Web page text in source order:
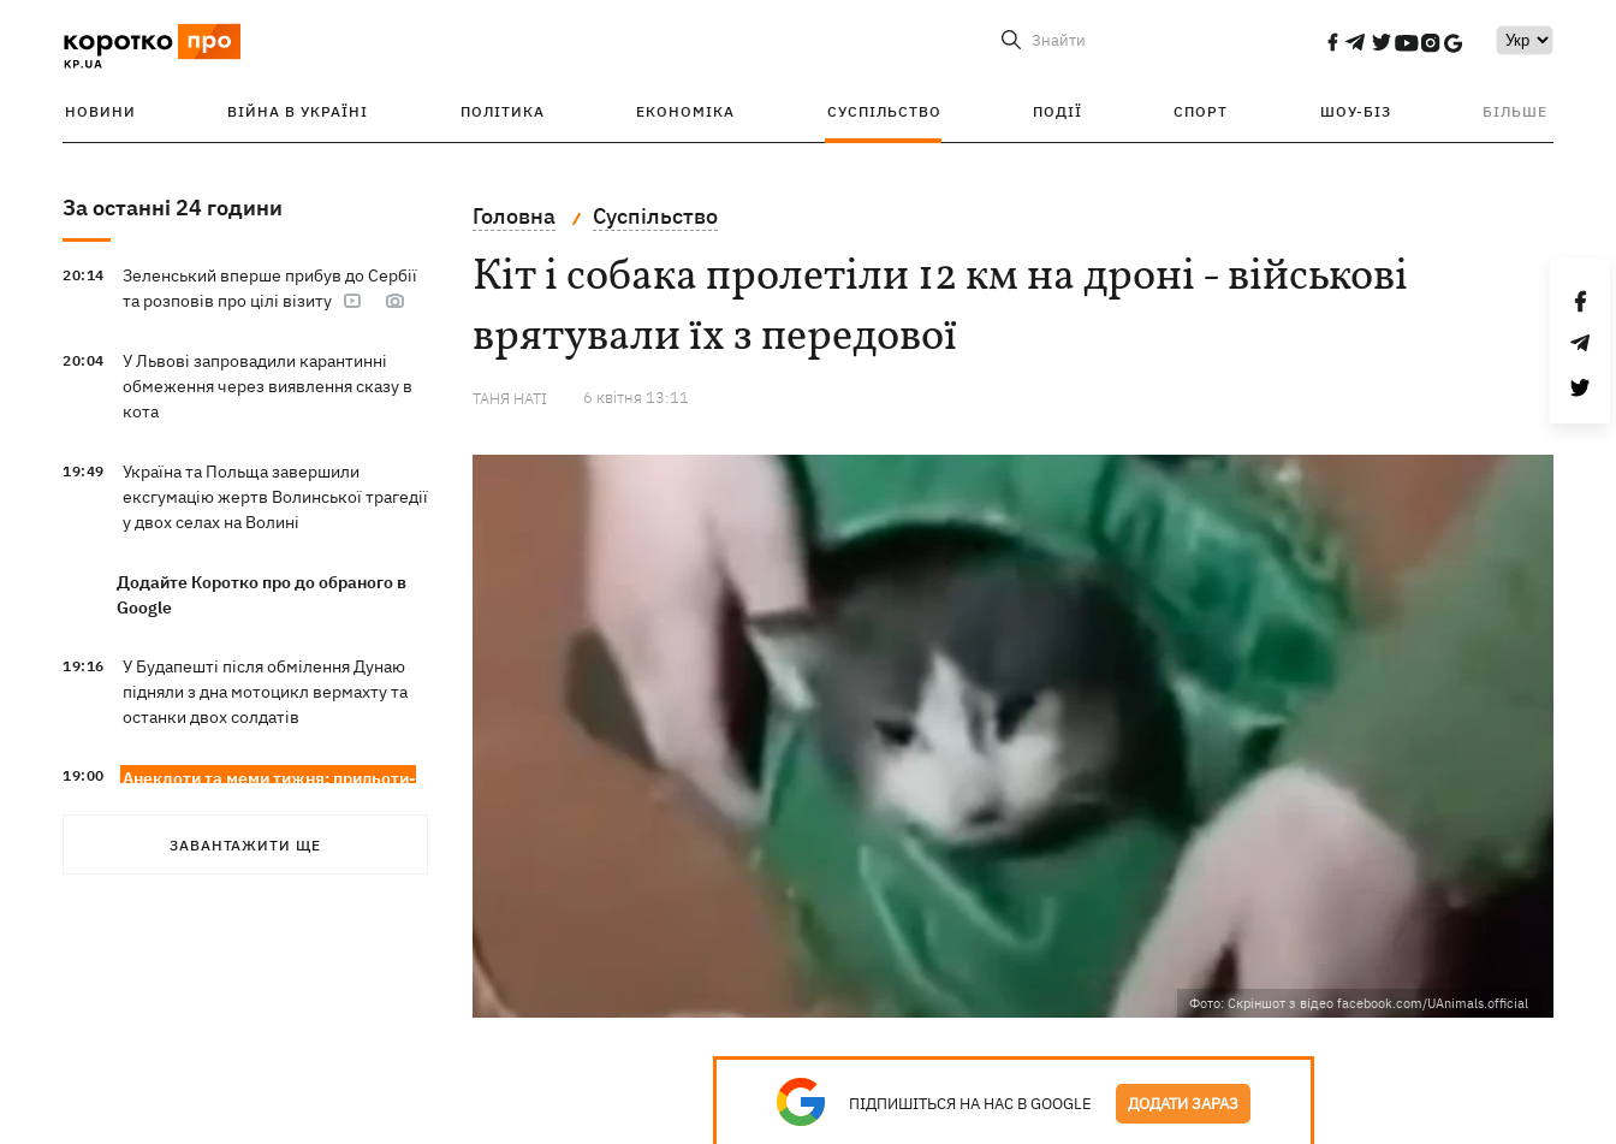
Знайти
НОВИНИ ВІЙНА В УКРАЇНІ ПОЛІТИКА ЕКОНОМІКА СУСПІЛЬСТВО ПОДІЇ СПОРТ ШОУ-БІЗ БІЛЬШЕ
За останні 24 години
20:14
Зеленський вперше прибув до Сербії
та розповів про цілі візиту
20:04
У Львові запровадили карантинні
обмеження через виявлення сказу в
кота
19:49
Україна та Польща завершили
ексгумацію жертв Волинської трагедії
у двох селах на Волині
Додайте Коротко про до обраного в
Google
19:16
У Будапешті після обмілення Дунаю
підняли з дна мотоцикл вермахту та
останки двох солдатів
19:00
Анекдоти та меми тижня: прильоти-
кабачкамиЗАВАНТАЖИТИ ЩЕ
Головна Суспільство
Кіт і собака пролетіли 12 км на дроні - військові
врятували їх з передової
ТАНЯ НАТІ 6 квiтня 13:11
Фото: Скріншот з відео facebook.com/UAnimals.official
ПІДПИШІТЬСЯ НА НАС В GOOGLE ДОДАТИ ЗАРАЗ